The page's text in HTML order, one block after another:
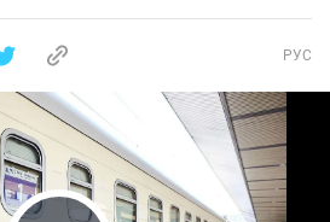
РУС